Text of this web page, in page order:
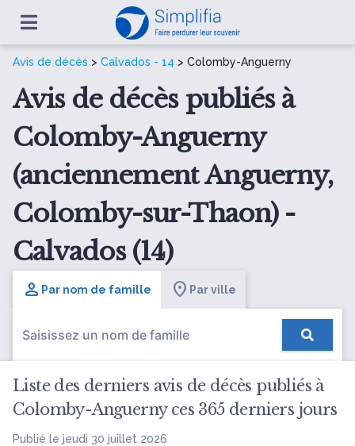
Avis de décès > Calvados - 14 > Colomby-Anguerny
Avis de décès publiés à
Colomby-Anguerny
(anciennement Anguerny,
Colomby-sur-Thaon) -
Calvados (14)
Par nom de famille Par ville
Liste des derniers avis de décès publiés à
Colomby-Anguerny ces 365 derniers jours
Publié le jeudi 30 juillet 2026